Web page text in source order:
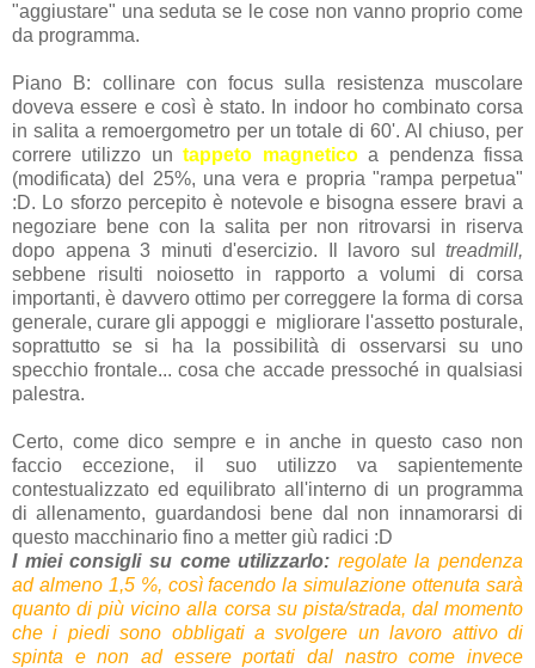
"aggiustare" una seduta se le cose non vanno proprio come
da programma.
Piano B: collinare con focus sulla resistenza muscolare
doveva essere e così è stato. In indoor ho combinato corsa
in salita a remoergometro per un totale di 60'. Al chiuso, per
correre utilizzo untappeto magneticoa pendenza fissa
(modificata) del 25%, una vera e propria "rampa perpetua"
:D. Lo sforzo percepito è notevole e bisogna essere bravi a
negoziare bene con la salita per non ritrovarsi in riserva
dopo appena 3 minuti d'esercizio. Il lavoro sul treadmill,
sebbene risulti noiosetto in rapporto a volumi di corsa
importanti, è davvero ottimo per correggere la forma di corsa
generale, curare gli appoggi e migliorare l'assetto posturale,
soprattutto se si ha la possibilità di osservarsi su uno
specchio frontale... cosa che accade pressoché in qualsiasi
palestra.
Certo, come dico sempre e in anche in questo caso non
faccio eccezione, il suo utilizzo va sapientemente
contestualizzato ed equilibrato all'interno di un programma
di allenamento, guardandosi bene dal non innamorarsi di
questo macchinario fino a metter giù radici :D
I miei consigli su come utilizzarlo: regolate la pendenza
ad almeno 1,5 %, così facendo la simulazione ottenuta sarà
quanto di più vicino alla corsa su pista/strada, dal momento
che i piedi sono obbligati a svolgere un lavoro attivo di
spinta e non ad essere portati dal nastro come invece